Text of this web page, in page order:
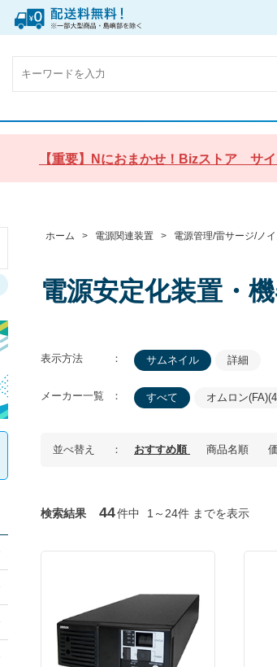
【重要】Nにおまかせ！Bizストア サ
ホーム > 電源関連装置 > 電源管理/雷サージ/ノ
電源安定化装置・
表示方法 サムネイル 詳細
メーカー一覧 すべて オムロン
並べ替え おすすめ順 商品名順
検索結果 44件中 1～24件 までを表示